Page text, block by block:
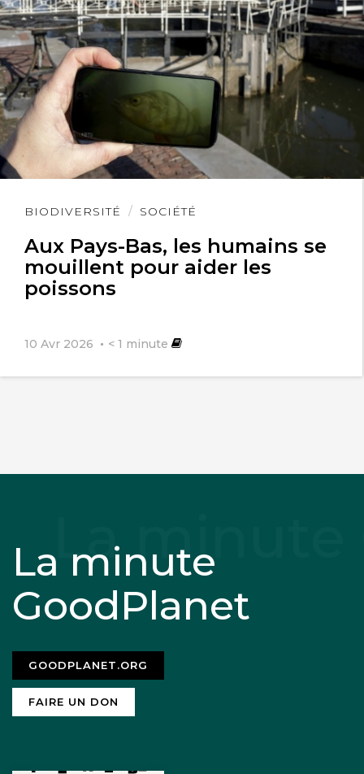
nature/l’environnement, etc.
BIODIVERSITÉ SOCIÉTÉ
Aux Pays-Bas, les humains se
mouillent pour aider les
poissons
10 Avr 2026 < 1 minute
Lire
La minute
GoodPlanet
GOODPLANET.ORG
FAIRE UN DON